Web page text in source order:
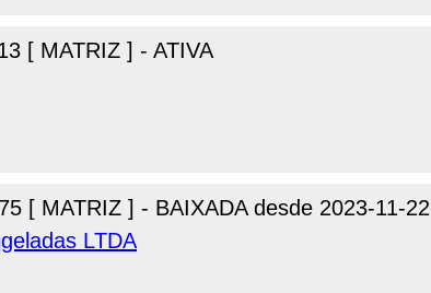
[ MATRIZ ] - ATIVA
[ MATRIZ ] - BAIXADA desde 2023-11-22
LTDA